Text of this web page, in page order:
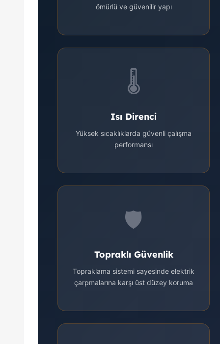
ömürlü ve güvenilir yapı
🌡️
Isı Direnci
Yüksek sıcaklıklarda güvenli çalışma
performansı
🛡️
Topraklı Güvenlik
Topraklama sistemi sayesinde elektrik
çarpmalarına karşı üst düzey koruma